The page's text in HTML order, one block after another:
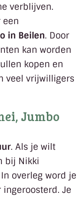
verblijven.
een
in Beilen. Door
kan worden
kopen en
veel vrijwilligers
Jumbo
. Als je wilt
bij Nikki
overleg word je
Je